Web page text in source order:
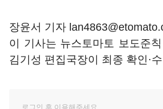
장윤서 기자
이 기사는 뉴스토마토 보도준
김기성 편집국장이 최종 확인·